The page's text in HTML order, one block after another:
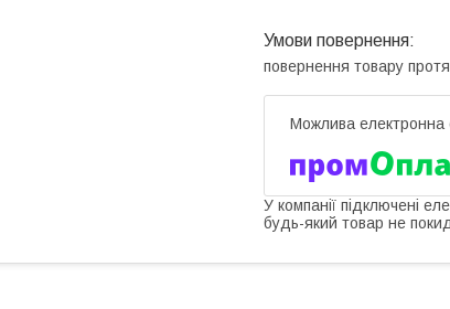
повернення товару
У компанії підключені
будь-який товар не